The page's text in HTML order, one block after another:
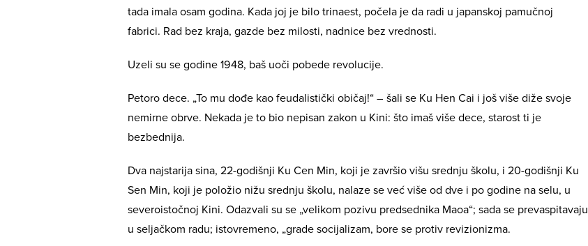
tada imala osam godina. Kada joj je bilo trinaest, počela je da radi u japanskoj pamučnoj
fabrici. Rad bez kraja, gazde bez milosti, nadnice bez vrednosti.
Uzeli su se godine 1948, baš uoči pobede revolucije.
Petoro dece. „To mu dođe kao feudalistički običaj!“ – šali se Ku Hen Cai i još više diže svoje
nemirne obrve. Nekada je to bio nepisan zakon u Kini: što imaš više dece, starost ti je
bezbednija.
Dva najstarija sina, 22-godišnji Ku Cen Min, koji je završio višu srednju školu, i 20-godišnji Ku
Sen Min, koji je položio nižu srednju školu, nalaze se već više od dve i po godine na selu, u
severoistočnoj Kini. Odazvali su se „velikom pozivu predsednika Maoa“; sada se prevaspitavaju
u seljačkom radu; istovremeno, „grade socijalizam, bore se protiv revizionizma.